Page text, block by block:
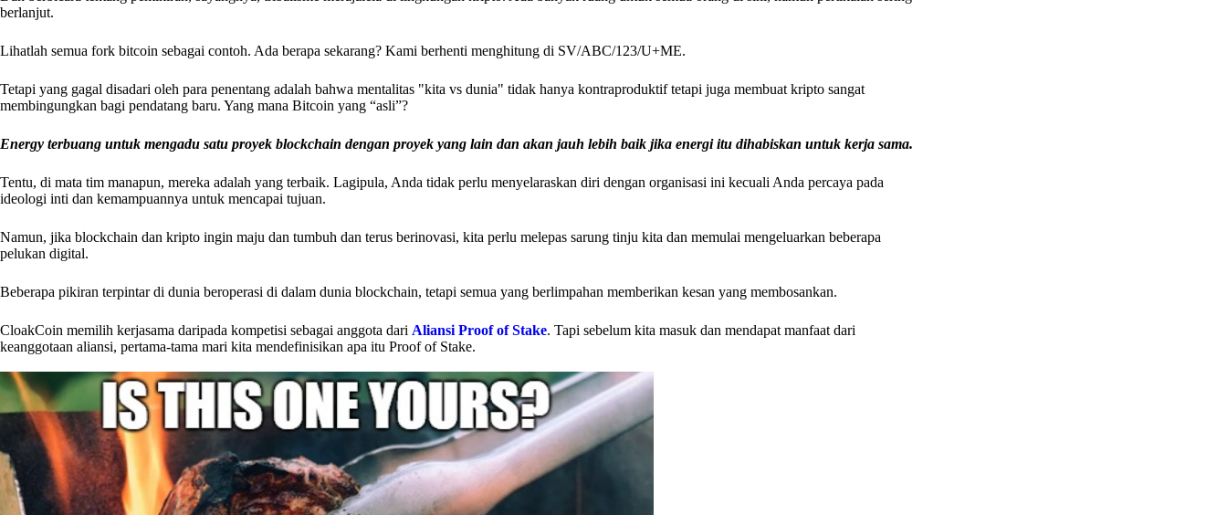
berlanjut.
Lihatlah semua fork bitcoin sebagai contoh. Ada berapa sekarang? Kami berhenti menghitung di SV/ABC/123/U+ME.
Tetapi yang gagal disadari oleh para penentang adalah bahwa mentalitas "kita vs dunia" tidak hanya kontraproduktif tetapi juga membuat kripto sangat
membingungkan bagi pendatang baru. Yang mana Bitcoin yang “asli”?
Energy terbuang untuk mengadu satu proyek blockchain dengan proyek yang lain dan akan jauh lebih baik jika energi itu dihabiskan untuk kerja sama.
Tentu, di mata tim manapun, mereka adalah yang terbaik. Lagipula, Anda tidak perlu menyelaraskan diri dengan organisasi ini kecuali Anda percaya pada
ideologi inti dan kemampuannya untuk mencapai tujuan.
Namun, jika blockchain dan kripto ingin maju dan tumbuh dan terus berinovasi, kita perlu melepas sarung tinju kita dan memulai mengeluarkan beberapa
pelukan digital.
Beberapa pikiran terpintar di dunia beroperasi di dalam dunia blockchain, tetapi semua yang berlimpahan memberikan kesan yang membosankan.
CloakCoin memilih kerjasama daripada kompetisi sebagai anggota dari Aliansi Proof of Stake. Tapi sebelum kita masuk dan mendapat manfaat dari
keanggotaan aliansi, pertama-tama mari kita mendefinisikan apa itu Proof of Stake.